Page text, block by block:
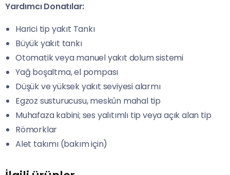
Yardımcı Donatılar:
Harici tip yakıt Tankı
Büyük yakıt tankı
Otomatik veya manuel yakıt dolum sistemi
Yağ boşaltma, el pompası
Düşük ve yüksek yakıt seviyesi alarmı
Egzoz susturucusu, meskûn mahal tip
Muhafaza kabini; ses yalıtımlı tip veya açık alan tip
Römorklar
Alet takımı (bakım için)